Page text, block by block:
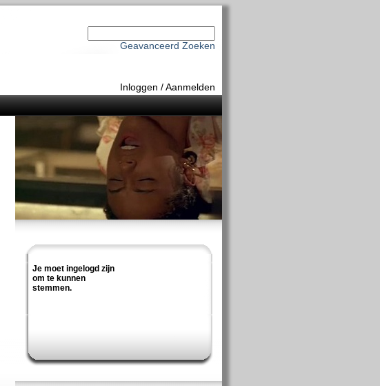
Geavanceerd Zoeken
Inloggen /Aanmelden
Je moet ingelogd zijn
om te kunnen
stemmen.